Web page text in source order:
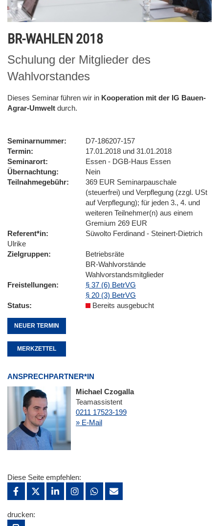
BR-WAHLEN 2018
Schulung der Mitglieder des
Wahlvorstandes
Dieses Seminar führen wir in Kooperation mit der IG Bauen-
Agrar-Umwelt durch.
Seminarnummer
D7-186207-157
Termin
17.01.2018 und 31.01.2018
Seminarort
Essen - DGB-Haus Essen
Übernachtung
Nein
Teilnahmegebühr
369 EUR Seminarpauschale
(steuerfrei) und Verpflegung (zzgl. USt
auf Verpflegung); für jeden 3., 4. und
weiteren Teilnehmer(n) aus einem
Gremium 269 EUR
Referent*in
Süwolto Ferdinand - Steinert-Dietrich
Ulrike
Zielgruppen
Betriebsräte
BR-Wahlvorstände
Wahlvorstandsmitglieder
Freistellungen
§ 37 (6) BetrVG
§ 20 (3) BetrVG
Status
Bereits ausgebucht
NEUER TERMIN
MERKZETTEL
ANSPRECHPARTNER*IN
Michael Czogalla
Teamassistent
0211 17523-199
» E-Mail
Diese Seite empfehlen:
drucken: